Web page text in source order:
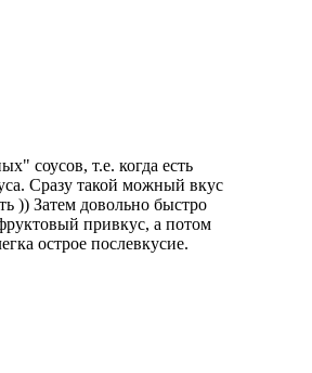
соусов, т.е. когда есть
Сразу такой можный вкус
)) Затем довольно быстро
привкус, а потом
острое послевкусие.